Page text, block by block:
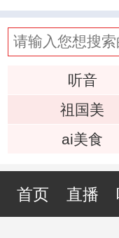
听音
祖国美
ai美食
首页 直播